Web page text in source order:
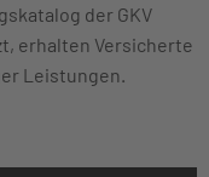
der GKV
erhalten Versicherte
Leistungen.